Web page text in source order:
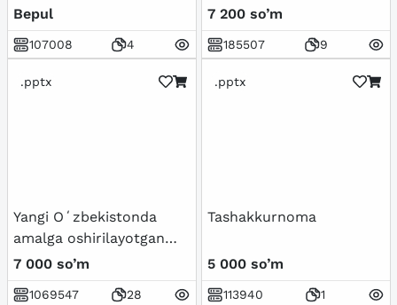
Bepul
107008 4
so'zlar ro'yxati.
7 200 so’m
185507 9
.pptx
Yangi Oʻzbekistonda
amalga oshirilayotgan
maʼnaviy oʻzgarishlar
7 000 so’m
1069547 28
.pptx
Tashakkurnoma
5 000 so’m
113940 1